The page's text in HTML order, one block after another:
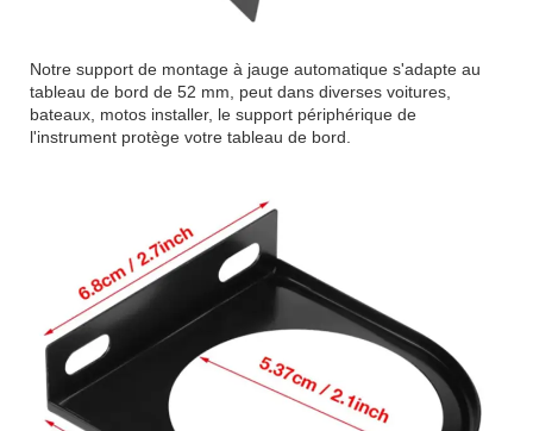
Notre support de montage à jauge automatique s'adapte au
tableau de bord de 52 mm, peut dans diverses voitures,
bateaux, motos installer, le support périphérique de
l'instrument protège votre tableau de bord.